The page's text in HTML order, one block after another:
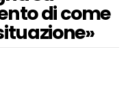
di come